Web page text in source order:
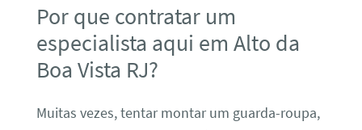
Por que contratar um
especialista aqui em Alto da
Boa Vista RJ?
Muitas vezes, tentar montar um guarda-roupa,